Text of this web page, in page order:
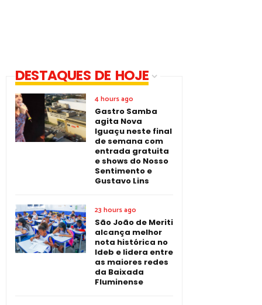
DESTAQUES DE HOJE
4 hours ago
Gastro Samba
agita Nova
Iguaçu neste final
de semana com
entrada gratuita
e shows do Nosso
Sentimento e
Gustavo Lins
23 hours ago
São João de Meriti
alcança melhor
nota histórica no
Ideb e lidera entre
as maiores redes
da Baixada
Fluminense